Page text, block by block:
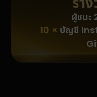
ผู้ชนะ
10 × บัญชี